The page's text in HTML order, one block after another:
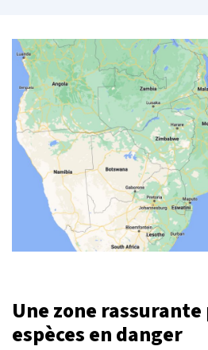
Une zone
espèces en danger